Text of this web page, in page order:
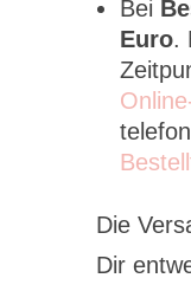
Bei
Euro.
Die
Dir